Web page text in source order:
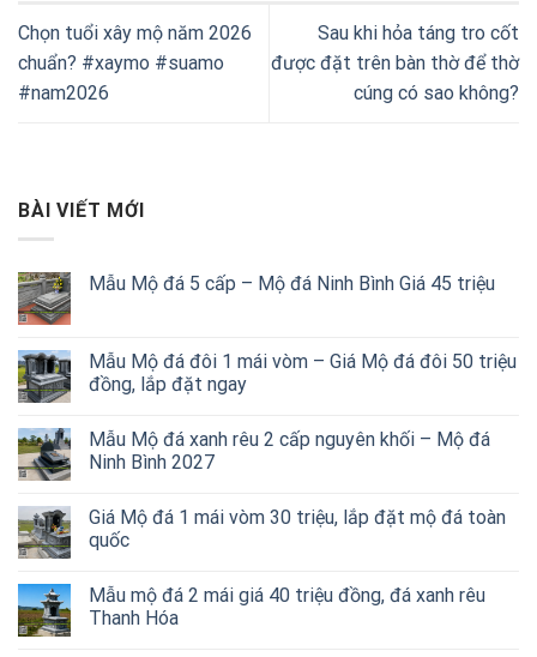
Chọn tuổi xây mộ năm 2026
chuẩn? #xaymo #suamo
#nam2026
Sau khi hỏa táng tro cốt
được đặt trên bàn thờ để thờ
cúng có sao không?
BÀI VIẾT MỚI
Mẫu Mộ đá 5 cấp – Mộ đá Ninh Bình Giá 45 triệu
Mẫu Mộ đá đôi 1 mái vòm – Giá Mộ đá đôi 50 triệu
đồng, lắp đặt ngay
Mẫu Mộ đá xanh rêu 2 cấp nguyên khối – Mộ đá
Ninh Bình 2027
Giá Mộ đá 1 mái vòm 30 triệu, lắp đặt mộ đá toàn
quốc
Mẫu mộ đá 2 mái giá 40 triệu đồng, đá xanh rêu
Thanh Hóa